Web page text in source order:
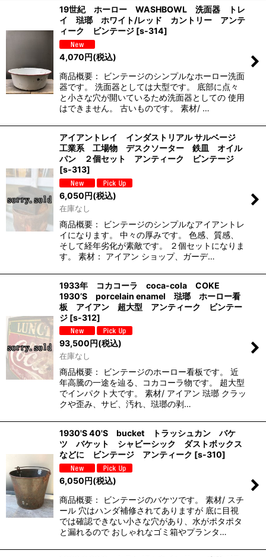
19世紀 ホーロー WASHBOWL 洗面器 トレ
イ 琺瑯 ホワイト/レッド カントリー アンテ
ィーク ビンテージ [s-314]
4,070円(税込)
商品概要： ビンテージのシンプルなホーロー洗面
器です。 洗面器としては大型です。 底部に点々
と小さな穴が開いているため洗面器としての 使用
はできません。 古いものです。 素材/ …
アイアントレイ インダストリアル サルベージ
工業系 工場物 デスクソーター 鉄皿 オイル
パン ２個セット アンティーク ビンテージ
[s-313]
6,050円(税込)
在庫なし
商品概要： ビンテージのシンプルなアイアントレ
イになります。 中々の厚みです。 色感、質感、
そして経年劣化が素敵です。 ２個セットになりま
す。 素材： アイアン ショップ、ガーデ…
1933年 コカコーラ coca-cola COKE
1930’S porcelain enamel 琺瑯 ホーロー看
板 アイアン 超大型 アンティーク ビンテー
ジ [s-312]
93,500円(税込)
在庫なし
商品概要： ビンテージのホーロー看板です。 近
年高騰の一途を辿る、コカコーラ物です。 超大型
でインパクト大です。 素材/ アイアン 琺瑯 クラッ
クや歪み、サビ、汚れ、琺瑯の剥…
1930'S 40'S bucket トラッシュカン バケ
ツ バケット シャビーシック ダストボックス
などに ビンテージ アンティーク [s-310]
6,050円(税込)
商品概要： ビンテージのバケツです。 素材/ スチ
ール 穴はハンダ補修されてありますが 底に目視
では確認できない小さな穴があり、水がポタポタ
と漏れるので おしゃれなゴミ箱やプランタ…